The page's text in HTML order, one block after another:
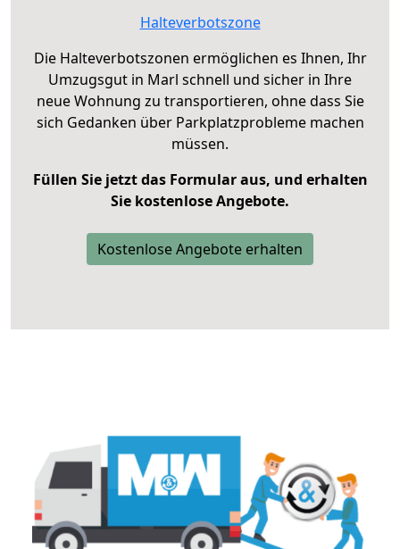
Halteverbotszone
Die Halteverbotszonen ermöglichen es Ihnen, Ihr
Umzugsgut in Marl schnell und sicher in Ihre
neue Wohnung zu transportieren, ohne dass Sie
sich Gedanken über Parkplatzprobleme machen
müssen.
Füllen Sie jetzt das Formular aus, und erhalten
Sie kostenlose Angebote.
Kostenlose Angebote erhalten